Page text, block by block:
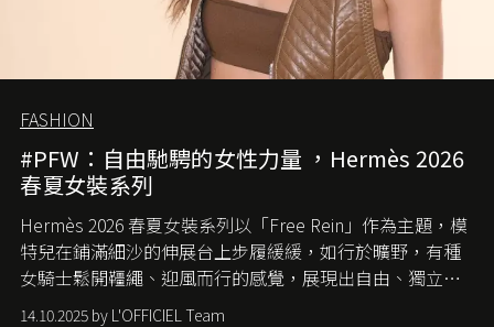
FASHION
#PFW：自由馳騁的女性力量 ，Hermès 2026
春夏女裝系列
Hermès 2026 春夏女裝系列以「Free Rein」作為主題，模
特兒在鋪滿細沙的伸展台上步履緩緩，如行於曠野，有種
女騎士鬆開韁繩、迎風而行的感覺，展現出自由、獨立與
從容的態度。
14.10.2025 by L'OFFICIEL Team